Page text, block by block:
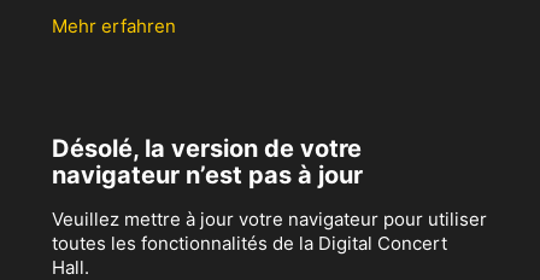
Mehr erfahren
Désolé, la version de votre
navigateur n’est pas à jour
Veuillez mettre à jour votre navigateur pour utiliser
toutes les fonctionnalités de la Digital Concert
Hall.